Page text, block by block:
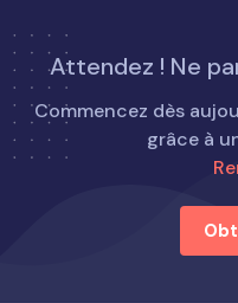
Attendez ! Ne
Commencez dès
grâce à
Accueil
Conseils
Omegle est-il adapté
assurer la sécurité des
Omegle est-il